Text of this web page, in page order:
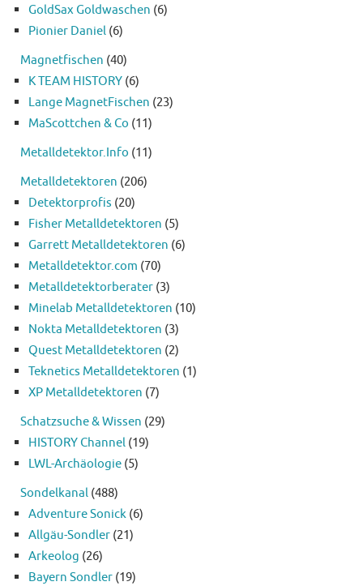
GoldSax Goldwaschen (6)
Pionier Daniel (6)
Magnetfischen (40)
K TEAM HISTORY (6)
Lange MagnetFischen (23)
MaScottchen & Co (11)
Metalldetektor.Info (11)
Metalldetektoren (206)
Detektorprofis (20)
Fisher Metalldetektoren (5)
Garrett Metalldetektoren (6)
Metalldetektor.com (70)
Metalldetektorberater (3)
Minelab Metalldetektoren (10)
Nokta Metalldetektoren (3)
Quest Metalldetektoren (2)
Teknetics Metalldetektoren (1)
XP Metalldetektoren (7)
Schatzsuche & Wissen (29)
HISTORY Channel (19)
LWL-Archäologie (5)
Sondelkanal (488)
Adventure Sonick (6)
Allgäu-Sondler (21)
Arkeolog (26)
Bayern Sondler (19)